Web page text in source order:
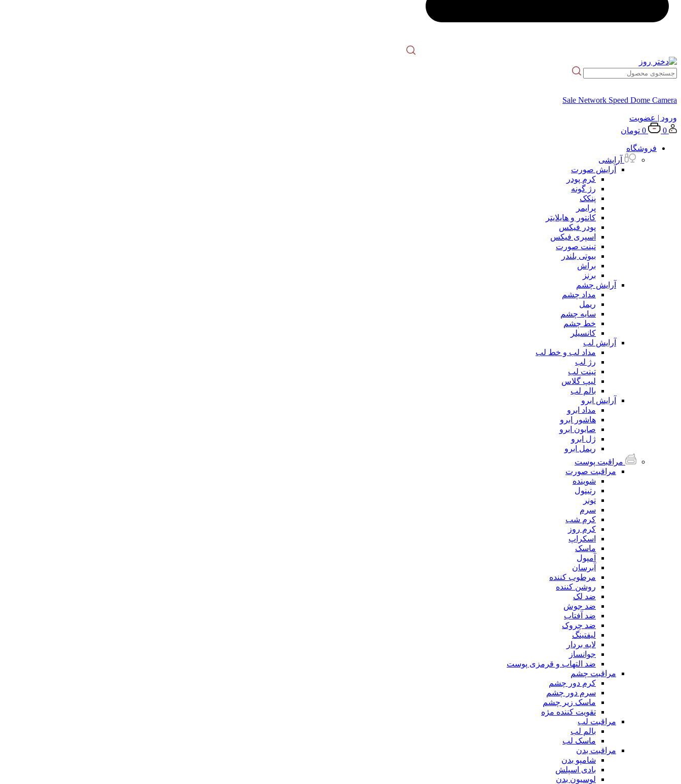
Sale Network Speed Dome Camera
ورود | عضویت
0
0 تومان
فروشگاه
آرایشی
آرایش صورت
کرم پودر
رژ گونه
پنکک
پرایمر
کانتور و هایلایتر
پودر فیکس
اسپری فیکس
تینت صورت
بیوتی بلندر
براش
برنز
آرایش چشم
مداد چشم
ریمل
سایه چشم
خط چشم
کانسیلر
آرایش لب
مداد لب و خط لب
رژ لب
تینت لب
لیپ گلاس
بالم لب
آرایش ابرو
مداد ابرو
هاشور ابرو
صابون ابرو
ژل ابرو
ریمل ابرو
مراقبت پوست
مراقبت صورت
شوینده
رتینول
تونر
سرم
کرم شب
کرم روز
اسکراپ
ماسک
آمپول
آبرسان
مرطوب کننده
روشن کننده
ضد لک
ضد جوش
ضد آفتاب
ضد چروک
لیفتینگ
لایه بردار
جوانساز
ضد التهاب و قرمزی پوست
مراقبت چشم
کرم دور چشم
سرم دور چشم
ماسک زیر چشم
تقویت کننده مژه
مراقبت لب
بالم لب
ماسک لب
مراقبت بدن
شامپو بدن
بادی اسپلش
لوسیون بدن